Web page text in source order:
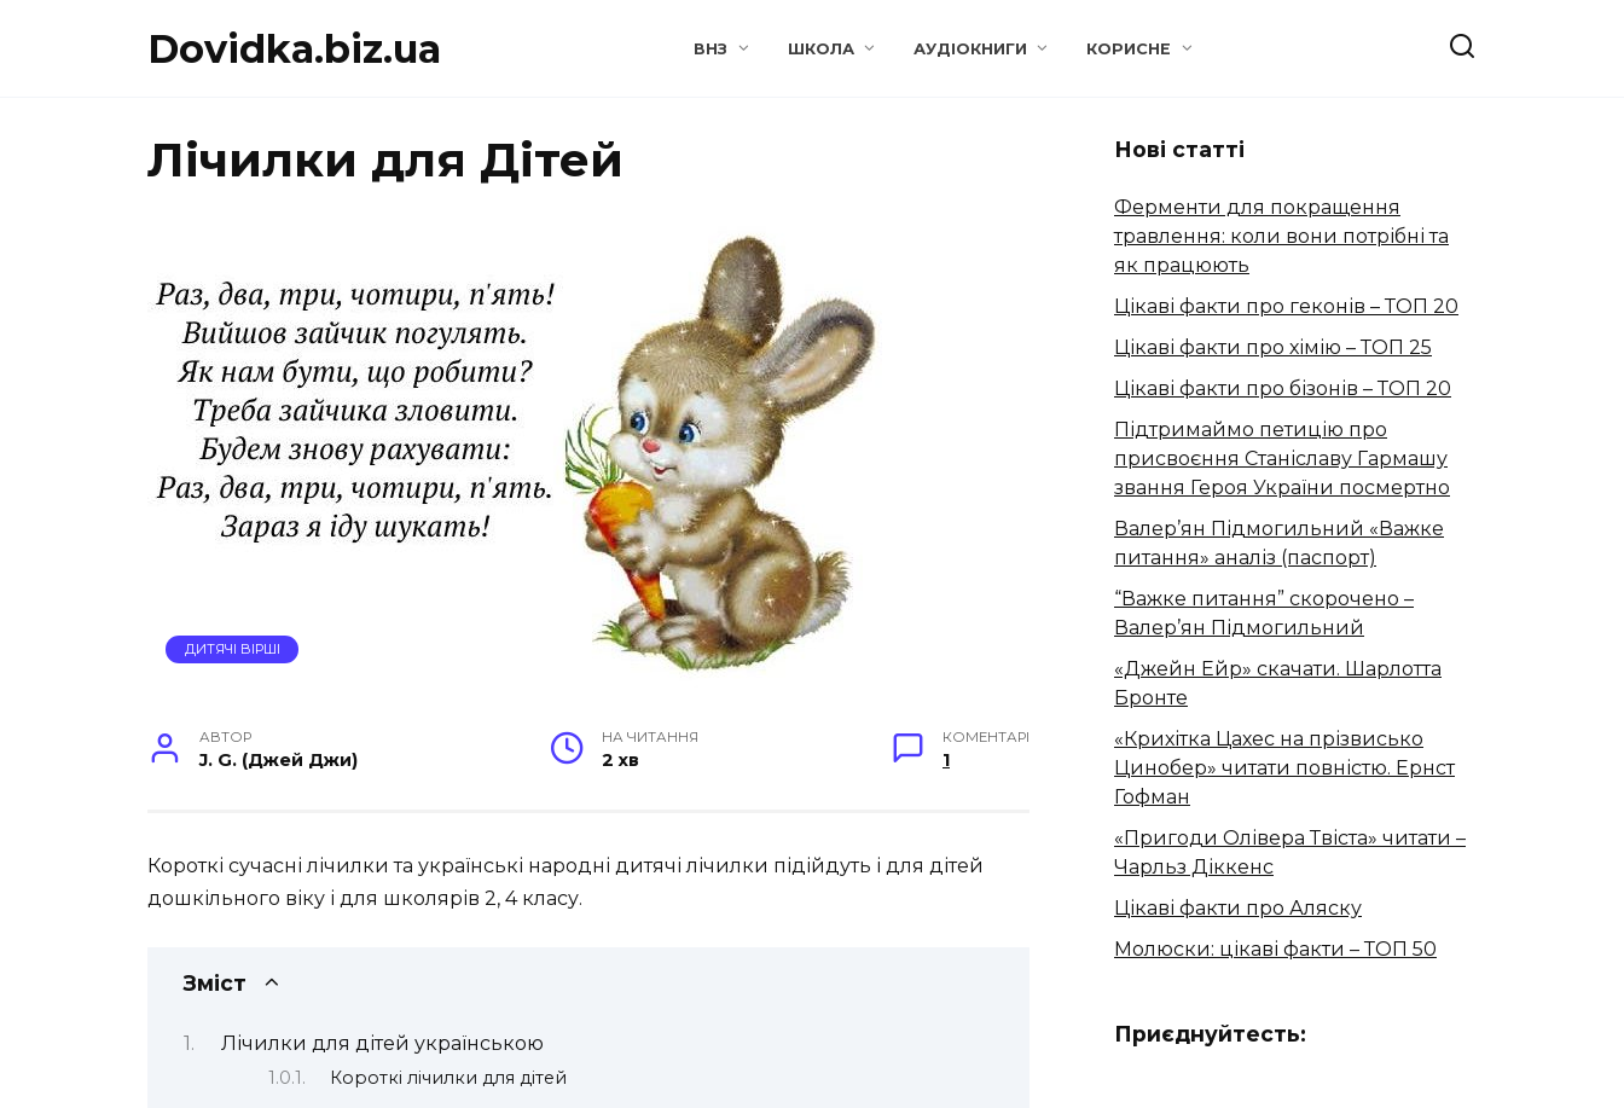
Dovidka.biz.ua ВНЗ ШКОЛА АУДІОКНИГИ КОРИСНЕ
Лічилки для Дітей
ДИТЯЧІ ВІРШІ
АВТОР
J. G. (Джей Джи)
НА ЧИТАННЯ
2 хв
КОМЕНТАРІ
1
Короткі сучасні лічилки та українські народні дитячі лічилки підійдуть і для дітей
дошкільного віку і для школярів 2, 4 класу.
Зміст
Лічилки для дітей українською
Короткі лічилки для дітей
Нові статті
Ферменти для покращення
травлення: коли вони потрібні та
як працюють
Цікаві факти про геконів – ТОП 20
Цікаві факти про хімію – ТОП 25
Цікаві факти про бізонів – ТОП 20
Підтримаймо петицію про
присвоєння Станіславу Гармашу
звання Героя України посмертно
Валер’ян Підмогильний «Важке
питання» аналіз (паспорт)
“Важке питання” скорочено –
Валер’ян Підмогильний
«Джейн Ейр» скачати. Шарлотта
Бронте
«Крихітка Цахес на прізвисько
Цинобер» читати повністю. Ернст
Гофман
«Пригоди Олівера Твіста» читати –
Чарльз Діккенс
Цікаві факти про Аляску
Молюски: цікаві факти – ТОП 50
Приєднуйтесть: